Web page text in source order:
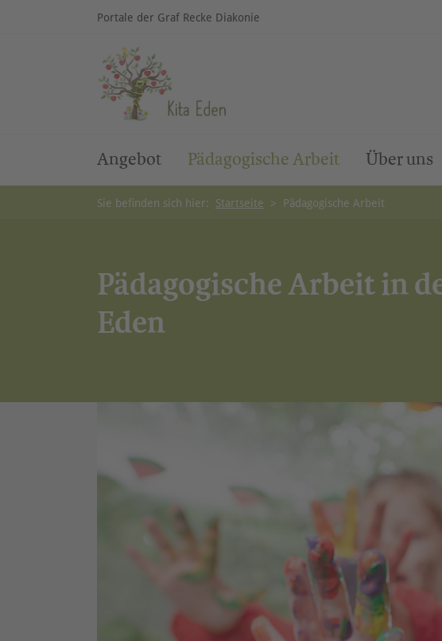
Portale der Graf Recke Diakonie
Angebot Pädagogische Arbeit Über uns
Sie befinden sich hier: Startseite > Pädagogische Arbeit
Pädagogische Arbeit in
Eden